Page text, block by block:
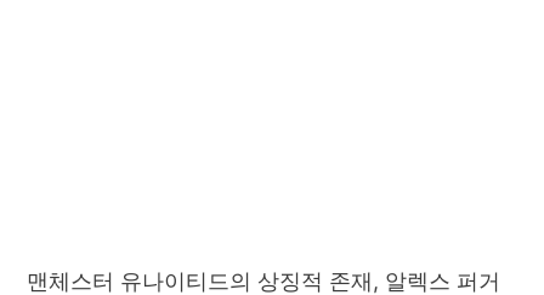
맨체스터 유나이티드의 상징적 존재, 알렉스 퍼거